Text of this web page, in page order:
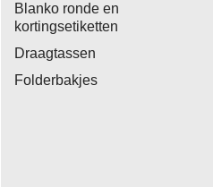
Blanko ronde en
kortingsetiketten
Draagtassen
Folderbakjes